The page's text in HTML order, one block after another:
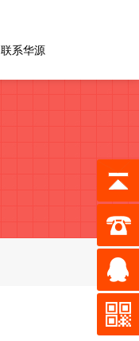
联系华源